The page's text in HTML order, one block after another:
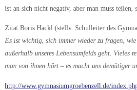
ist an sich nicht negativ, aber man muss teilen,
Zitat Boris Hackl (stellv. Schulleiter des
Es ist wichtig, sich immer wieder zu fragen, wie
außerhalb unseres Lebensumfelds geht. Vieles
man von ihnen hört – es macht uns demütiger
http://www.gymnasiumgroebenzell.de/